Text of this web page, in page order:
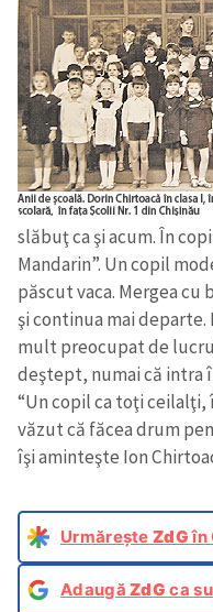
slăbuţ ca şi acum. În
Mandarin”. Un copil
păscut vaca. Mergea cu
şi continua mai departe.
mult preocupat de
deştept, numai că intra
“Un copil ca toţi ceilalţi,
văzut că făcea drum
îşi aminteşte Ion
Urmărește ZdGîn
AdaugăZdG ca